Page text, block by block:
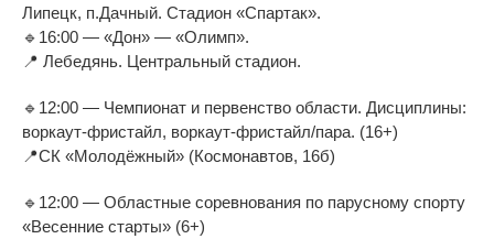
Липецк, п.Дачный. Стадион «Спартак».
🔹16:00 — «Дон» — «Олимп».
📍 Лебедянь. Центральный стадион.
🔹12:00 — Чемпионат и первенство области. Дисциплины:
воркаут-фристайл, воркаут-фристайл/пара. (16+)
📍СК «Молодёжный» (Космонавтов, 16б)
🔹12:00 — Областные соревнования по парусному спорту
«Весенние старты» (6+)